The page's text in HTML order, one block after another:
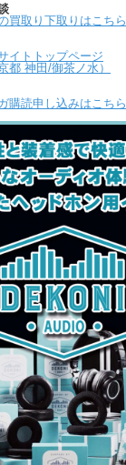
買取り下取りはこちら
イトトップページ
都 神田/御茶ノ水）
購読申し込みはこちら